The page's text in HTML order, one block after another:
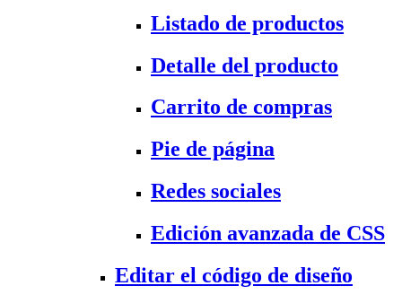
Listado de productos
Detalle del producto
Carrito de compras
Pie de página
Redes sociales
Edición avanzada de CSS
Editar el código de diseño